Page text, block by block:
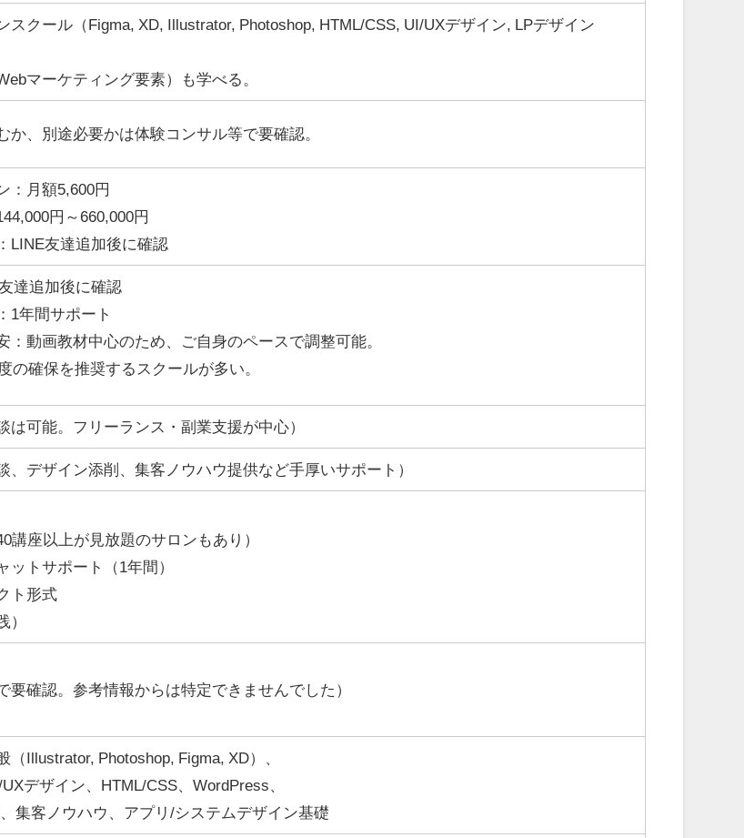
スクール（Figma, XD, Illustrator, Photoshop, HTML/CSS, UI/UXデザイン, LPデザイン
マーケティング要素）も学べる。
か、別途必要かは体験コンサル等で要確認。
：月額5,600円
円～660,000円
LINE友達追加後に確認
達追加後に確認
1年間サポート
：動画教材中心のため、ご自身のペースで調整可能。
の確保を推奨するスクールが多い。
は可能。フリーランス・副業支援が中心）
デザイン添削、集客ノウハウ提供など手厚いサポート）
講座以上が見放題のサロンもあり）
ットサポート（1年間）
ト形式
）
要確認。参考情報からは特定できませんでした）
（Illustrator, Photoshop, Figma, XD）、
デザイン、HTML/CSS、WordPress、
集客ノウハウ、アプリ/システムデザイン基礎